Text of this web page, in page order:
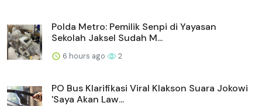
Polda Metro: Pemilik Senpi di Yayasan
Sekolah Jaksel Sudah M...
6 hours ago 2
PO Bus Klarifikasi Viral Klakson Suara Jokowi
'Saya Akan Law...